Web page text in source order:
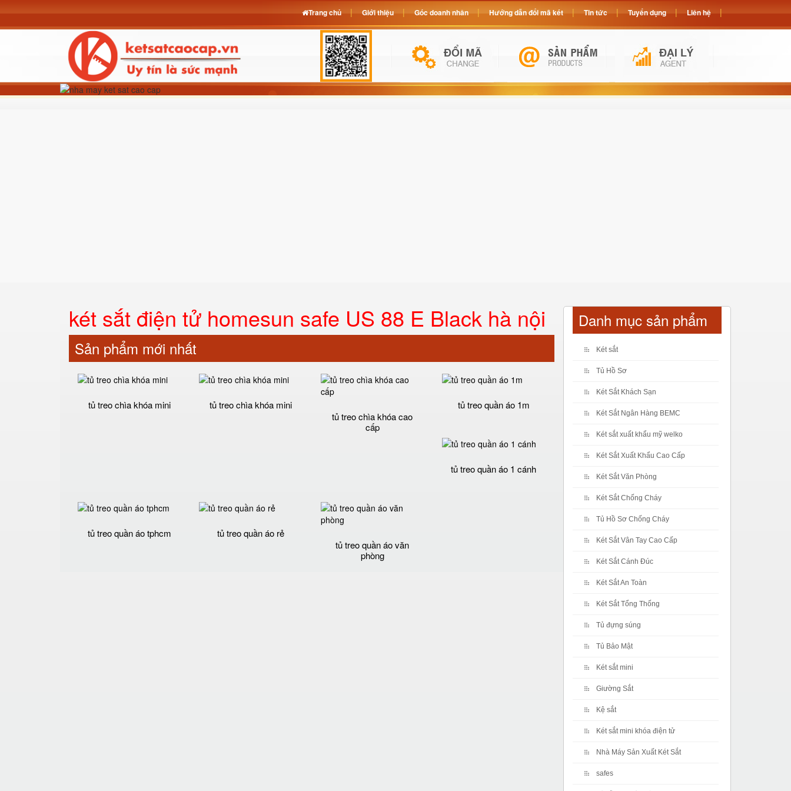
két sắt điện tử homesun safe US 88 E Black hà nội
Sản phẩm mới nhất
tủ treo chìa khóa mini
tủ treo chìa khóa mini
tủ treo chìa khóa cao
cấp
tủ treo quần áo 1m
tủ treo quần áo 1 cánh
tủ treo quần áo tphcm
tủ treo quần áo rẻ
tủ treo quần áo văn
phòng
Danh mục sản phẩm
Két sắt
Tủ Hồ Sơ
Két Sắt Khách Sạn
Két Sắt Ngân Hàng BEMC
Két sắt xuất khẩu mỹ welko
Két Sắt Xuất Khẩu Cao Cấp
Két Sắt Văn Phòng
Két Sắt Chống Cháy
Tủ Hồ Sơ Chống Cháy
Két Sắt Vân Tay Cao Cấp
Két Sắt Cánh Đúc
Két Sắt An Toàn
Két Sắt Tổng Thống
Tủ đựng súng
Tủ Bảo Mật
Két sắt mini
Giường Sắt
Kệ sắt
Két sắt mini khóa điện tử
Nhà Máy Sản Xuất Két Sắt
safes
Trang chủ Giới thiệu Góc doanh nhân Hướng dẫn đổi mã két Tin tức Tuyển dụng Liên hệ